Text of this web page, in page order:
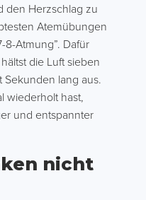
den Herzschlag zu
Atemübungen
8-Atmung”. Dafür
die Luft sieben
Sekunden lang aus.
wiederholt hast,
und entspannter
nicht